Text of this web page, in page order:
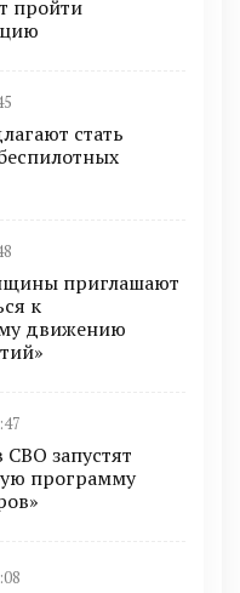
пройти
cтать
приглашают
к
движению
СВО запустят
программу